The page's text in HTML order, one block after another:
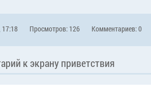
Просмотров: 126 Комментариев: 0
к экрану приветствия